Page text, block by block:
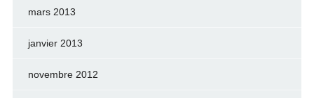
mars 2013
janvier 2013
novembre 2012